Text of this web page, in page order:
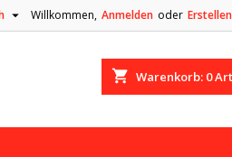
Willkommen, Anmelden oder

shopping_cart Warenkorb: 0